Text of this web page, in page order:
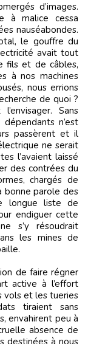
d’images.
à malice cessa
nauséabondes.
le gouffre du
avait tout
fils et de câbles,
à nos machines
nous errions
de quoi ?
Sans
n’est
passèrent et il
ne serait
l’avaient laissé
des contrées du
chargés de
bonne parole des
longue liste de
endiguer cette
s’y résoudrait
les mines de
de faire régner
active à l’effort
vols et les tueries
tiraient sans
envahirent peu à
absence de